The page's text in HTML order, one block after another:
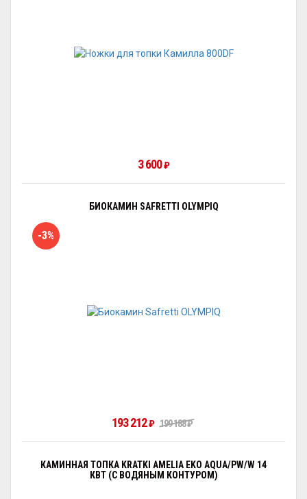
3 600₽
БИОКАМИН SAFRETTI OLYMPIQ
-3%
193 212₽ 199 188₽
КАМИННАЯ ТОПКА KRATKI AMELIA EKO AQUA/PW/W 14
КВТ (С ВОДЯНЫМ КОНТУРОМ)